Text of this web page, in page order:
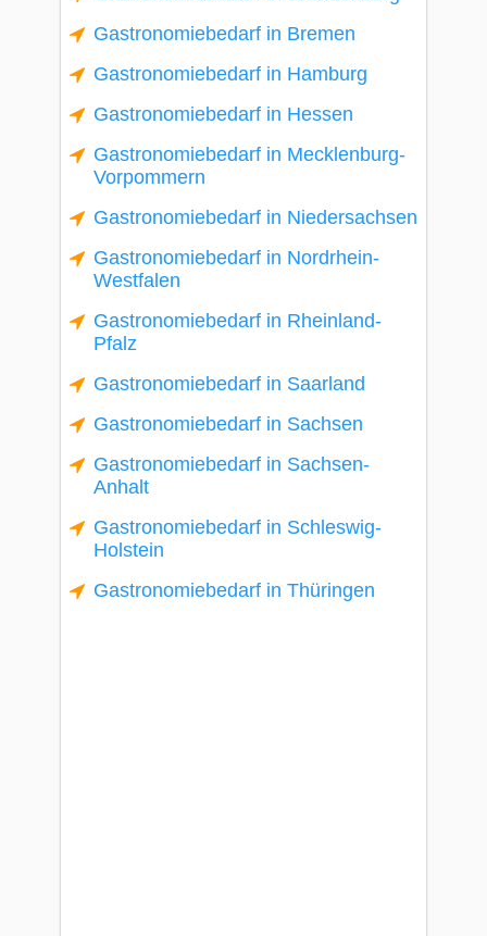
Gastronomiebedarf in Bremen
Gastronomiebedarf in Hamburg
Gastronomiebedarf in Hessen
Gastronomiebedarf in Mecklenburg-
Vorpommern
Gastronomiebedarf in Niedersachsen
Gastronomiebedarf in Nordrhein-
Westfalen
Gastronomiebedarf in Rheinland-
Pfalz
Gastronomiebedarf in Saarland
Gastronomiebedarf in Sachsen
Gastronomiebedarf in Sachsen-
Anhalt
Gastronomiebedarf in Schleswig-
Holstein
Gastronomiebedarf in Thüringen